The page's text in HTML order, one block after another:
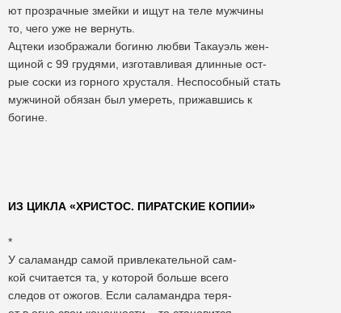
ют прозрачные змейки и ищут на теле мужчины
то, чего уже не вернуть.
Ацтеки изображали богиню любви Такауэль жен-
щиной с 99 грудями, изготавливая длинные ост-
рые соски из горного хрусталя. Неспособный стать
мужчиной обязан был умереть, прижавшись к
богине.
ИЗ ЦИКЛА «ХРИСТОС. ПИРАТСКИЕ КОПИИ»
*
У саламандр самой привлекательной сам-
кой считается та, у которой больше всего
следов от ожогов. Если саламандра теря-